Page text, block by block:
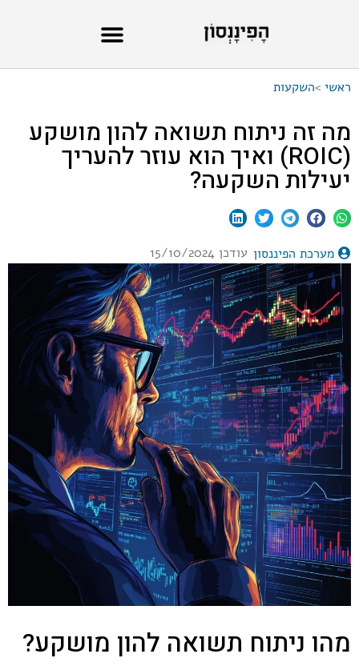
ראשי >השקעות
מה זה ניתוח תשואה להון מושקע
(ROIC) ואיך הוא עוזר להעריך
יעילות השקעה?
מערכת הפיננסון עודכן 15/10/2024
מהו ניתוח תשואה להון מושקע?